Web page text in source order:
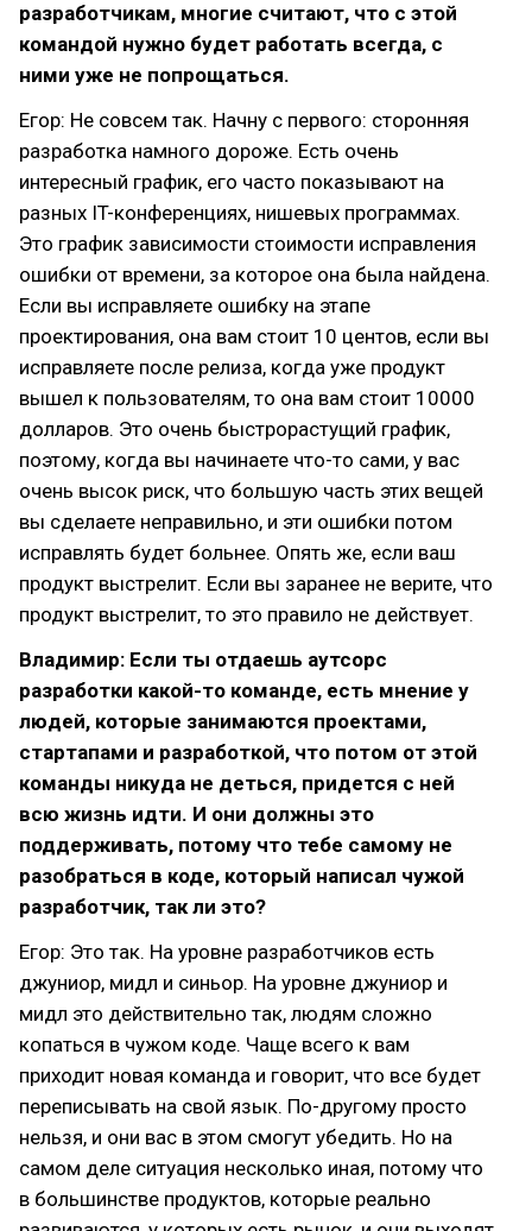
разработчикам, многие считают, что с этой
командой нужно будет работать всегда, с
ними уже не попрощаться.
Егор: Не совсем так. Начну с первого: сторонняя
разработка намного дороже. Есть очень
интересный график, его часто показывают на
разных IT-конференциях, нишевых программах.
Это график зависимости стоимости исправления
ошибки от времени, за которое она была найдена.
Если вы исправляете ошибку на этапе
проектирования, она вам стоит 10 центов, если вы
исправляете после релиза, когда уже продукт
вышел к пользователям, то она вам стоит 10000
долларов. Это очень быстрорастущий график,
поэтому, когда вы начинаете что-то сами, у вас
очень высок риск, что большую часть этих вещей
вы сделаете неправильно, и эти ошибки потом
исправлять будет больнее. Опять же, если ваш
продукт выстрелит. Если вы заранее не верите, что
продукт выстрелит, то это правило не действует.
Владимир: Если ты отдаешь аутсорс
разработки какой-то команде, есть мнение у
людей, которые занимаются проектами,
стартапами и разработкой, что потом от этой
команды никуда не деться, придется с ней
всю жизнь идти. И они должны это
поддерживать, потому что тебе самому не
разобраться в коде, который написал чужой
разработчик, так ли это?
Егор: Это так. На уровне разработчиков есть
джуниор, мидл и синьор. На уровне джуниор и
мидл это действительно так, людям сложно
копаться в чужом коде. Чаще всего к вам
приходит новая команда и говорит, что все будет
переписывать на свой язык. По-другому просто
нельзя, и они вас в этом смогут убедить. Но на
самом деле ситуация несколько иная, потому что
в большинстве продуктов, которые реально